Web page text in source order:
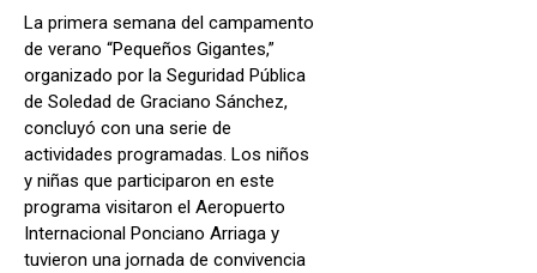
La primera semana del campamento
de verano “Pequeños Gigantes,”
organizado por la Seguridad Pública
de Soledad de Graciano Sánchez,
concluyó con una serie de
actividades programadas. Los niños
y niñas que participaron en este
programa visitaron el Aeropuerto
Internacional Ponciano Arriaga y
tuvieron una jornada de convivencia